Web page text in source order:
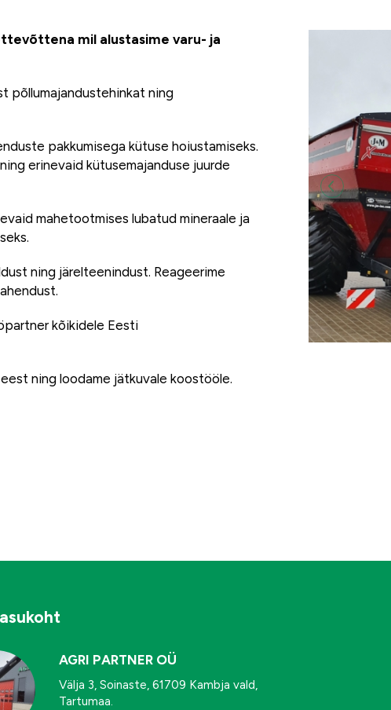
mil alustasime varu- ja
põllumajandustehinkat ning
pakkumisega kütuse hoiustamiseks.
erinevaid kütusemajanduse juurde
mahetootmises lubatud mineraale ja
ning järelteenindust. Reageerime
kõikidele Eesti
ning loodame jätkuvale koostööle.
AGRI PARTNER OÜ
Välja 3, Soinaste, 61709 Kambja vald,
Tartumaa.